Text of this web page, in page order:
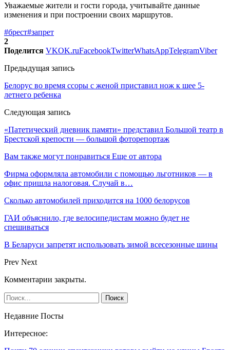
Уважаемые жители и гости города, учитывайте данные
изменения и при построении своих маршрутов.
#брест#запрет
2
Поделится VKOK.ruFacebookTwitterWhatsAppTelegramViber
Предыдущая запись
Белорус во время ссоры с женой приставил нож к шее 5-
летнего ребенка
Следующая запись
«Патетический дневник памяти» представил Большой театр в
Брестской крепости — большой фоторепортаж
Вам также могут понравиться Еще от автора
Фирма оформляла автомобили с помощью льготников — в
офис пришла налоговая. Случай в…
Сколько автомобилей приходится на 1000 белорусов
ГАИ объяснило, где велосипедистам можно будет не
спешиваться
В Беларуси запретят использовать зимой всесезонные шины
Prev Next
Комментарии закрыты.
Недавние Посты
Интересное: